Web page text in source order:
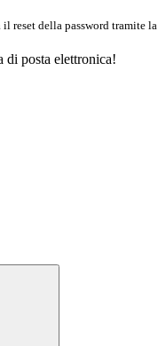
reset della password tramite la
di posta elettronica!